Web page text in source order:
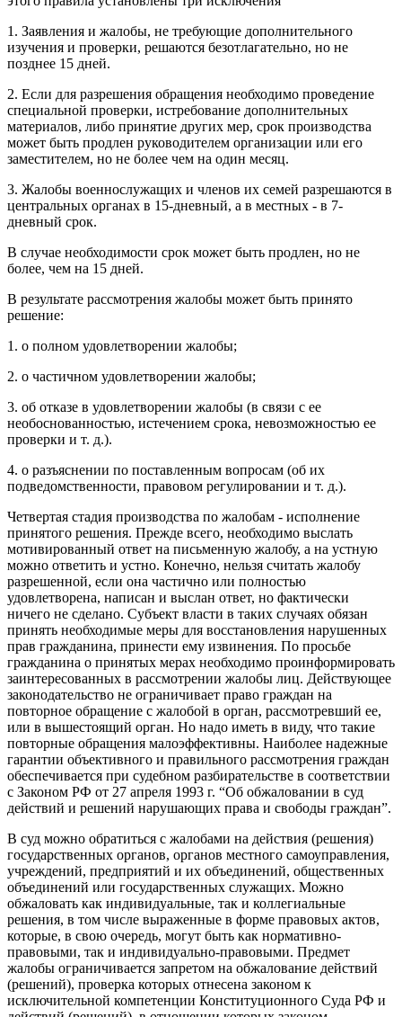
1. Заявления и жалобы, не требующие дополнительного
изучения и проверки, решаются безотлагательно, но не
позднее 15 дней.
2. Если для разрешения обращения необходимо проведение
специальной проверки, истребование дополнительных
материалов, либо принятие других мер, срок производства
может быть продлен руководителем организации или его
заместителем, но не более чем на один месяц.
3. Жалобы военнослужащих и членов их семей разрешаются в
центральных органах в 15-дневный, а в местных - в 7-
дневный срок.
В случае необходимости срок может быть продлен, но не
более, чем на 15 дней.
В результате рассмотрения жалобы может быть принято
решение:
1. о полном удовлетворении жалобы;
2. о частичном удовлетворении жалобы;
3. об отказе в удовлетворении жалобы (в связи с ее
необоснованностью, истечением срока, невозможностью ее
проверки и т. д.).
4. о разъяснении по поставленным вопросам (об их
подведомственности, правовом регулировании и т. д.).
Четвертая стадия производства по жалобам - исполнение
принятого решения. Прежде всего, необходимо выслать
мотивированный ответ на письменную жалобу, а на устную
можно ответить и устно. Конечно, нельзя считать жалобу
разрешенной, если она частично или полностью
удовлетворена, написан и выслан ответ, но фактически
ничего не сделано. Субъект власти в таких случаях обязан
принять необходимые меры для восстановления нарушенных
прав гражданина, принести ему извинения. По просьбе
гражданина о принятых мерах необходимо проинформировать
заинтересованных в рассмотрении жалобы лиц. Действующее
законодательство не ограничивает право граждан на
повторное обращение с жалобой в орган, рассмотревший ее,
или в вышестоящий орган. Но надо иметь в виду, что такие
повторные обращения малоэффективны. Наиболее надежные
гарантии объективного и правильного рассмотрения граждан
обеспечивается при судебном разбирательстве в соответствии
с Законом РФ от 27 апреля 1993 г. “Об обжаловании в суд
действий и решений нарушающих права и свободы граждан”.
В суд можно обратиться с жалобами на действия (решения)
государственных органов, органов местного самоуправления,
учреждений, предприятий и их объединений, общественных
объединений или государственных служащих. Можно
обжаловать как индивидуальные, так и коллегиальные
решения, в том числе выраженные в форме правовых актов,
которые, в свою очередь, могут быть как нормативно-
правовыми, так и индивидуально-правовыми. Предмет
жалобы ограничивается запретом на обжалование действий
(решений), проверка которых отнесена законом к
исключительной компетенции Конституционного Суда РФ и